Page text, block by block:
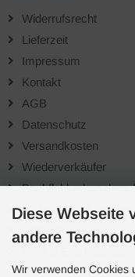
Widerrufsrecht
Lieferzeit
Impressum
Kontakt
AGB
Datenschutz
Versandkosten
Wiederverkäufer
Bachflohkrebse.de
Richtlinien für
Sofortüberweisung
Diese Webseite
andere
Wir verwenden Cookies